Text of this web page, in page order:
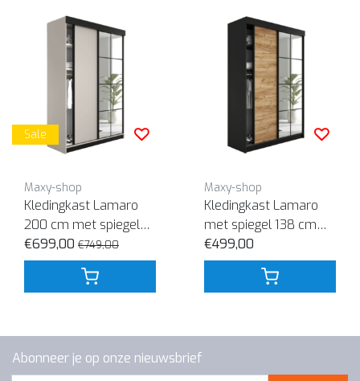
Sale
Maxy-shop
Kledingkast Lamaro
200 cm met spiegel
Crème
€699,00 €749,00
Maxy-shop
Kledingkast Lamaro
met spiegel 138 cm
zwart eiken
€499,00
Abonneer je op onze nieuwsbrief